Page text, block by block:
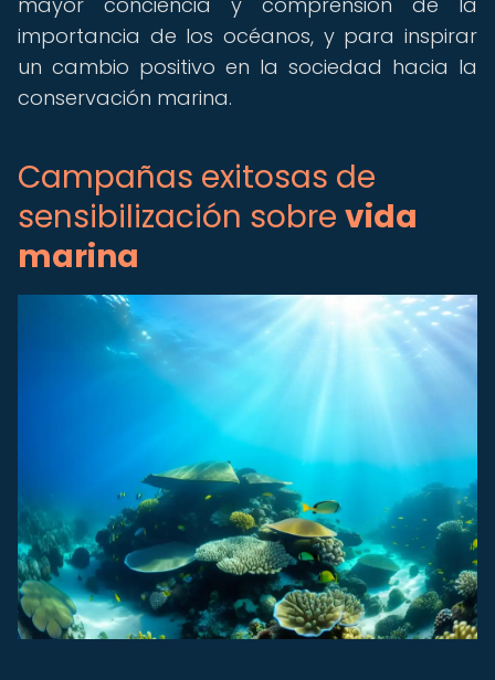
importancia de los océanos, y para inspirar
un cambio positivo en la sociedad hacia la
conservación marina.
Campañas exitosas de
sensibilización sobre vida
marina